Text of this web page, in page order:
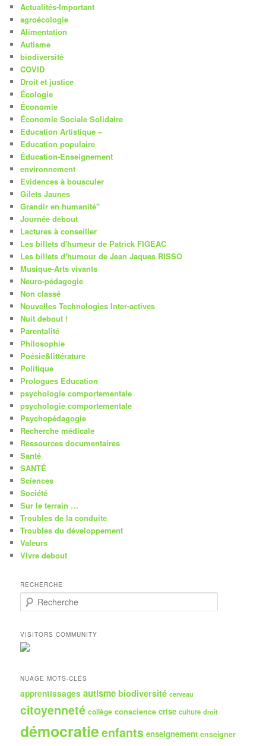
Actualités-Important
agroécologie
Alimentation
Autisme
biodiversité
COVID
Droit et justice
Écologie
Économie
Économie Sociale Solidaire
Education Artistique –
Education populaire
Éducation-Enseignement
environnement
Evidences à bousculer
Gilets Jaunes
Grandir en humanité"
Journée debout
Lectures à conseiller
Les billets d'humeur de Patrick FIGEAC
Les billets d'humour de Jean Jaques RISSO
Musique-Arts vivants
Neuro-pédagogie
Non classé
Nouvelles Technologies Inter-actives
Nuit debout !
Parentalité
Philosophie
Poésie&littérature
Politique
Prologues Education
psychologie comportementale
psychologie comportementale
Psychopédagogie
Recherche médicale
Ressources documentaires
Santé
SANTÉ
Sciences
Société
Sur le terrain …
Troubles de la conduite
Troubles du développement
Valeurs
VIvre debout
RECHERCHE
e
h
e
r
h
VISITORS COMMUNITY
NUAGE MOTS-CLÉS
apprentissages autisme biodiversité cerveau
citoyenneté collège conscience crise culture droit
démocratieenfants enseignement enseigner